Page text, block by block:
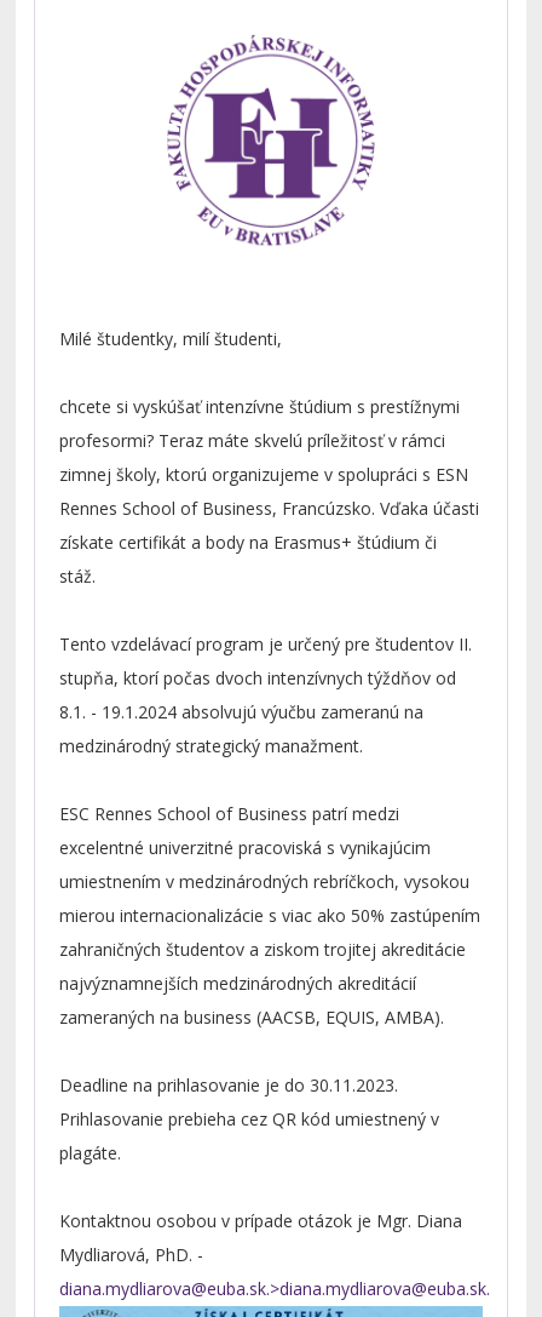
Milé študentky, milí študenti,
chcete si vyskúšať intenzívne štúdium s prestížnymi
profesormi? Teraz máte skvelú príležitosť v rámci
zimnej školy, ktorú organizujeme v spolupráci s ESN
Rennes School of Business, Francúzsko. Vďaka účasti
získate certifikát a body na Erasmus+ štúdium či
stáž.
Tento vzdelávací program je určený pre študentov II.
stupňa, ktorí počas dvoch intenzívnych týždňov od
8.1. - 19.1.2024 absolvujú výučbu zameranú na
medzinárodný strategický manažment.
ESC Rennes School of Business patrí medzi
excelentné univerzitné pracoviská s vynikajúcim
umiestnením v medzinárodných rebríčkoch, vysokou
mierou internacionalizácie s viac ako 50% zastúpením
zahraničných študentov a ziskom trojitej akreditácie
najvýznamnejších medzinárodných akreditácií
zameraných na business (AACSB, EQUIS, AMBA).
Deadline na prihlasovanie je do 30.11.2023.
Prihlasovanie prebieha cez QR kód umiestnený v
plagáte.
Kontaktnou osobou v prípade otázok je Mgr. Diana
Mydliarová, PhD. -
diana.mydliarova@euba.sk.>diana.mydliarova@euba.sk.